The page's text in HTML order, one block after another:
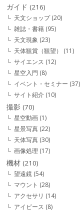
ガイド (216)
天文ショップ(20)
雑誌・書籍 (95)
天文現象 (23)
天体観賞（観望）
(11)
サイエンス (12)
星空入門 (8)
イベント・セミナー (37)
サイト紹介 (10)
撮影 (70)
星空動画 (1)
星景写真 (22)
天体写真 (30)
画像処理 (17)
機材 (210)
望遠鏡 (54)
マウント (28)
アクセサリ (14)
アイピース (8)